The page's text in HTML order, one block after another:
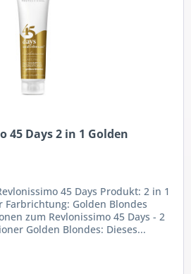
45 Days 2 in 1 Golden
45 Days Produkt: 2 in 1
Farbrichtung: Golden Blondes
zum Revlonissimo 45 Days - 2
Golden Blondes: Dieses...